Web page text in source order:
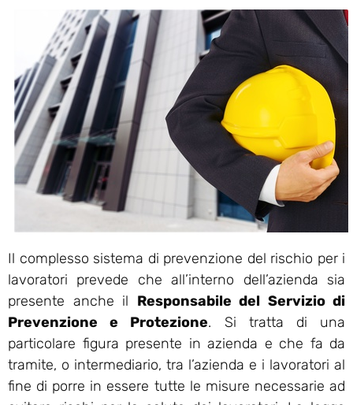
Il complesso sistema di prevenzione del rischio per i
lavoratori prevede che all’interno dell’azienda sia
presente anche il Responsabile del Servizio di
Prevenzione e Protezione. Si tratta di una
particolare figura presente in azienda e che fa da
tramite, o intermediario, tra l’azienda e i lavoratori al
fine di porre in essere tutte le misure necessarie ad